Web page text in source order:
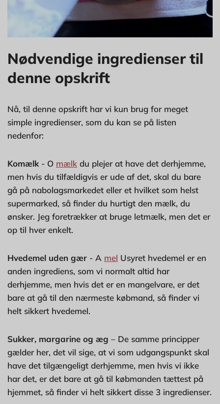
Nødvendige ingredienser til
denne opskrift
Nå, til denne opskrift har vi kun brug for meget
simple ingredienser, som du kan se på listen
nedenfor:
Komælk - O mælk du plejer at have det derhjemme,
men hvis du tilfældigvis er ude af det, skal du bare
gå på nabolagsmarkedet eller et hvilket som helst
supermarked, så finder du hurtigt den mælk, du
ønsker. Jeg foretrækker at bruge letmælk, men det er
op til hver enkelt.
Hvedemel uden gær - A mel Usyret hvedemel er en
anden ingrediens, som vi normalt altid har
derhjemme, men hvis det er en mangelvare, er det
bare at gå til den nærmeste købmand, så finder vi
helt sikkert hvedemel.
Sukker, margarine og æg – De samme principper
gælder her, det vil sige, at vi som udgangspunkt skal
have det tilgængeligt derhjemme, men hvis vi ikke
har det, er det bare at gå til købmanden tættest på
hjemmet, så finder vi helt sikkert disse 3 ingredienser.